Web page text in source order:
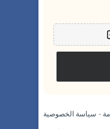
- سياسة الخصوصية